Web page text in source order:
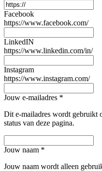
Facebook
https://www.facebook.com/
LinkedIN
https://www.linkedin.com/in/
Instagram
https://www.instagram.com/
Jouw e-mailadres *
Dit e-mailadres wordt gebruikt
status van deze pagina.
Jouw naam *
Jouw naam wordt alleen